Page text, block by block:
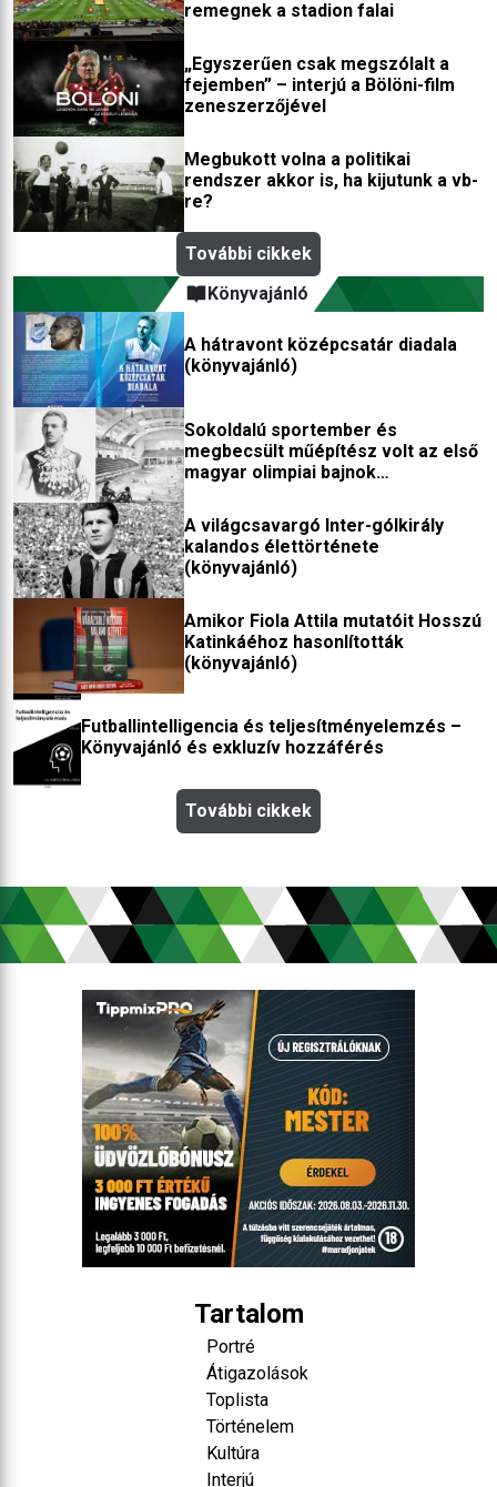
remegnek a stadion falai
„Egyszerűen csak megszólalt a
fejemben” – interjú a Bölöni-film
zeneszerzőjével
Megbukott volna a politikai
rendszer akkor is, ha kijutunk a vb-
re?
További cikkek
Könyvajánló
A hátravont középcsatár diadala
(könyvajánló)
Sokoldalú sportember és
megbecsült műépítész volt az első
magyar olimpiai bajnok
(könyvajánló)
A világcsavargó Inter-gólkirály
kalandos élettörténete
(könyvajánló)
Amikor Fiola Attila mutatóit Hosszú
Katinkáéhoz hasonlították
(könyvajánló)
Futballintelligencia és teljesítményelemzés –
Könyvajánló és exkluzív hozzáférés
További cikkek
Tartalom
Portré
Átigazolások
Toplista
Történelem
Kultúra
Interjú